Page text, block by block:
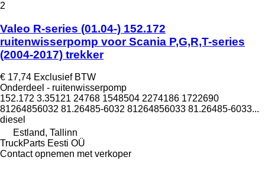
2
Valeo R-series (01.04-) 152.172
ruitenwisserpomp voor Scania P,G,R,T-series
(2004-2017) trekker
€ 17,74 Exclusief BTW
Onderdeel - ruitenwisserpomp
152.172 3.35121 24768 1548504 2274186 1722690
81264856032 81.26485-6032 81264856033 81.26485-6033...
diesel
Estland, Tallinn
TruckParts Eesti OÜ
Contact opnemen met verkoper